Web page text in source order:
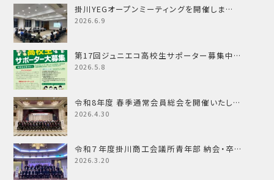
掛川YEGオープンミーティングを開催しま…
2026.6.9
第17回ジュニエコ高校生サポーター募集中…
2026.5.8
令和8年度 春季通常会員総会を開催いたし…
2026.4.30
令和７年度掛川商工会議所青年部 納会・卒…
2026.3.20